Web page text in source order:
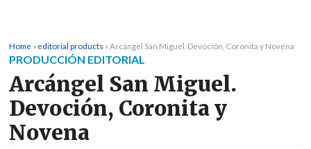
Home » editorial products »Arcángel San Miguel. Devoción, Coronita y Novena
PRODUCCIÓN EDITORIAL
Arcángel San Miguel.
Devoción, Coronita y
Novena